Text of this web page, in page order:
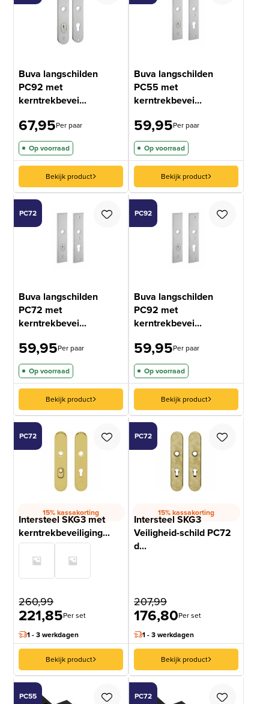
Buva langschilden
PC92 met
kerntrekbevei...
67,95Per paar
Op voorraad
Bekijk product
Buva langschilden
PC55 met
kerntrekbevei...
59,95Per paar
Op voorraad
Bekijk product
PC72
Buva langschilden
PC72 met
kerntrekbevei...
59,95Per paar
Op voorraad
Bekijk product
PC92
Buva langschilden
PC92 met
kerntrekbevei...
59,95Per paar
Op voorraad
Bekijk product
PC72
15% kassakorting
Intersteel SKG3 met
kerntrekbeveiliging...
260,99
221,85Per set
1 - 3 werkdagen
Bekijk product
PC72
15% kassakorting
Intersteel SKG3
Veiligheid-schild PC72
d...
207,99
176,80Per set
1 - 3 werkdagen
Bekijk product
PC55 PC72